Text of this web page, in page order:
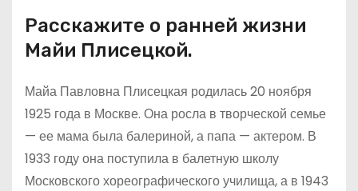
Расскажите о ранней жизни
Майи Плисецкой.
Майа Павловна Плисецкая родилась 20 ноября
1925 года в Москве. Она росла в творческой семье
— ее мама была балериной, а папа — актером. В
1933 году она поступила в балетную школу
Московского хореографического училища, а в 1943